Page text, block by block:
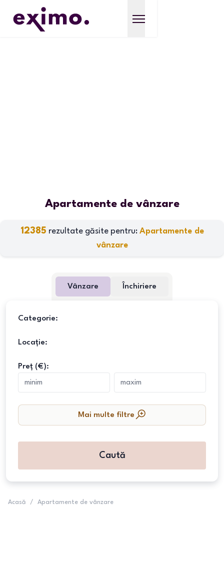
Apartamente de vânzare
12385 rezultate găsite pentru: Apartamente de
vânzare
Vânzare Închiriere
Categorie:
Locație:
Preț (€):
Mai multe filtre
Caută
Acasă / Apartamente de vânzare